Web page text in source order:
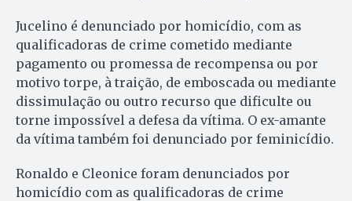
Jucelino é denunciado por homicídio, com as
qualificadoras de crime cometido mediante
pagamento ou promessa de recompensa ou por
motivo torpe, à traição, de emboscada ou mediante
dissimulação ou outro recurso que dificulte ou
torne impossível a defesa da vítima. O ex-amante
da vítima também foi denunciado por feminicídio.
Ronaldo e Cleonice foram denunciados por
homicídio com as qualificadoras de crime